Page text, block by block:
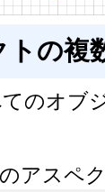
の複
のオブ
のアスペ